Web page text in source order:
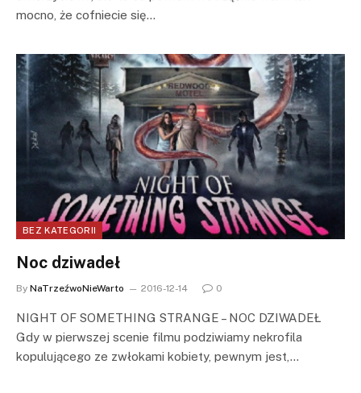
mocno, że cofniecie się…
BEZ KATEGORII
Noc dziwadeł
By NaTrzeźwoNieWarto 2016-12-14 0
NIGHT OF SOMETHING STRANGE – NOC DZIWADEŁ
Gdy w pierwszej scenie filmu podziwiamy nekrofila
kopulującego ze zwłokami kobiety, pewnym jest,…